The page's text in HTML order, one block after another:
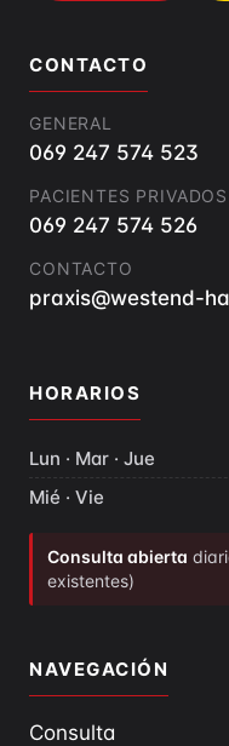
CONTACTO
GENERAL
069 247 574 523
PACIENTES PRIVADOS
069 247 574 526
CONTACTO
praxis@westend-
HORARIOS
Lun · Mar · Jue
Mié · Vie
Consulta abierta
existentes)
NAVEGACIÓN
Consulta